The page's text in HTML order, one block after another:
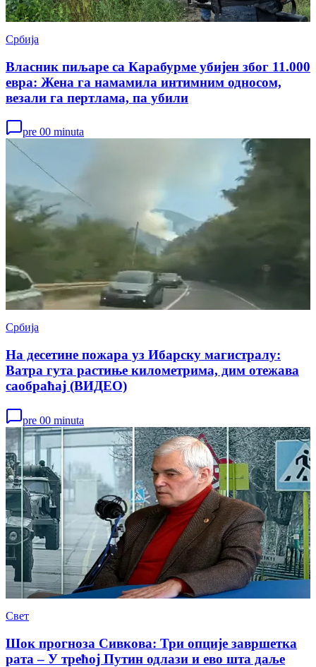
Србија
Власник пиљаре са Карабурме убијен због 11.000
евра: Жена га намамила интимним односом,
везали га пертлама, па убили
pre 00 minuta
Србија
На десетине пожара уз Ибарску магистралу:
Ватра гута растиње километрима, дим отежава
саобраћај (ВИДЕО)
pre 00 minuta
Свет
Шок прогноза Сивкова: Три опције завршетка
рата – У трећој Путин одлази и ево шта даље